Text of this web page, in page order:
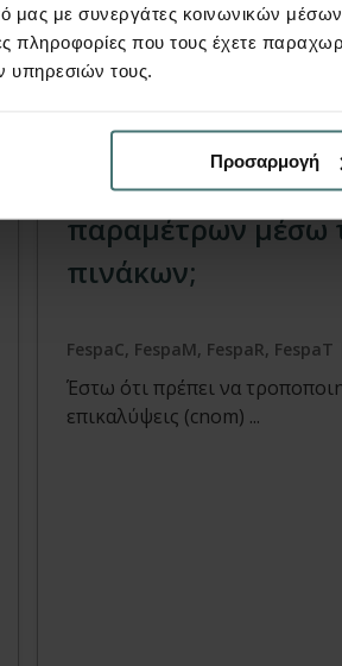
μας με συνεργάτες κοινωνικών
πληροφορίες που τους έχετε
τους.
Προσαρμογή
Πώς κάνω μαζικές
παραμέτρων μέσω
πινάκων;
FespaC, FespaM, FespaR,
Έστω ότι πρέπει να
επικαλύψεις (cnom) ...